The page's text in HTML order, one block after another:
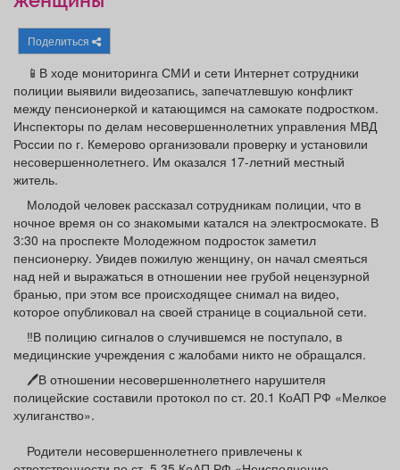
Афиша
Товары Поздравления Погода
ТВ программа Я - пенсионер
Поделиться
📱В ходе мониторинга СМИ и сети Интернет сотрудники
полиции выявили видеозапись, запечатлевшую конфликт
между пенсионеркой и катающимся на самокате подростком.
Инспекторы по делам несовершеннолетних управления МВД
России по г. Кемерово организовали проверку и установили
несовершеннолетнего. Им оказался 17-летний местный
житель.
Молодой человек рассказал сотрудникам полиции, что в
ночное время он со знакомыми катался на электросмокате. В
3:30 на проспекте Молодежном подросток заметил
пенсионерку. Увидев пожилую женщину, он начал смеяться
над ней и выражаться в отношении нее грубой нецензурной
бранью, при этом все происходящее снимал на видео,
которое опубликовал на своей странице в социальной сети.
‼В полицию сигналов о случившемся не поступало, в
медицинские учреждения с жалобами никто не обращался.
🖊В отношении несовершеннолетнего нарушителя
полицейские составили протокол по ст. 20.1 КоАП РФ «Мелкое
хулиганство».
Родители несовершеннолетнего привлечены к